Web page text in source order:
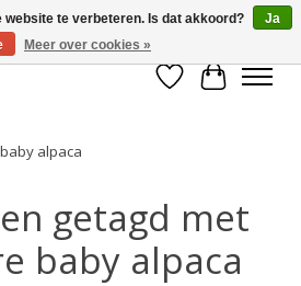
Verlanglijst
alpaca
getagd met
baby alpaca
website te verbeteren. Is dat akkoord?
Ja
Meer over cookies »